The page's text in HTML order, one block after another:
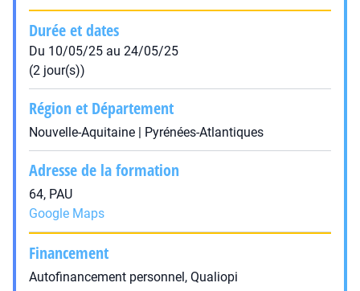
Durée et dates
Du 10/05/25 au 24/05/25
(2 jour(s))
Région et Département
Nouvelle-Aquitaine | Pyrénées-Atlantiques
Adresse de la formation
64, PAU
Google Maps
Financement
Autofinancement personnel, Qualiopi